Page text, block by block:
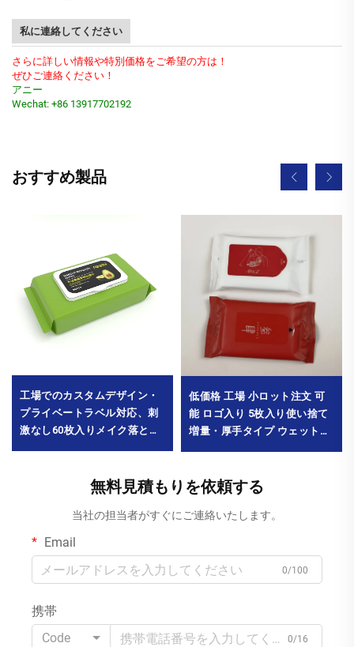
私に連絡してください
さらに詳しい情報や特別価格をご希望の方は！
ぜひご連絡ください！
アニー
Wechat: +86 13917702192
おすすめ製品
工場でのカスタムデザイン・
プライベートラベル対応、刺
激なし60枚入りメイク落とし
MOQ 10000パック
低価格 工場 小ロット注文 可
能 ロゴ入り 5枚入り使い捨て
増量・厚手タイプ ウェットテ
無料見積もりを依頼する
当社の担当者がすぐにご連絡いたします。
Email
0/100
携帯
Code
0/16